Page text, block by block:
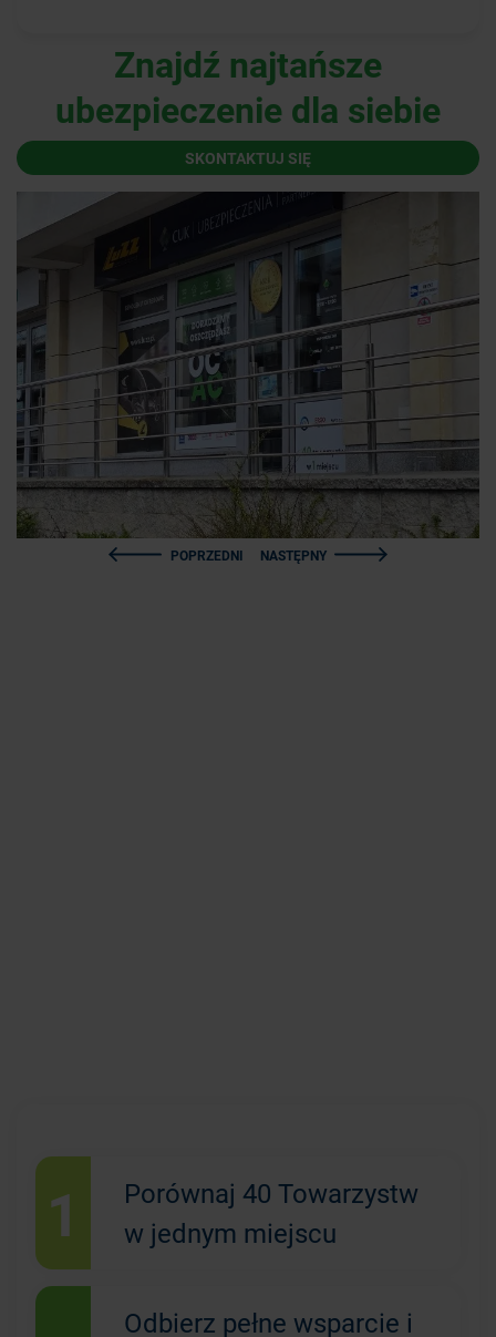
Znajdź najtańsze
ubezpieczenie dla siebie
SKONTAKTUJ SIĘ
POPRZEDNI NASTĘPNY
1
Porównaj 40 Towarzystw
w jednym miejscu
Odbierz pełne wsparcie i